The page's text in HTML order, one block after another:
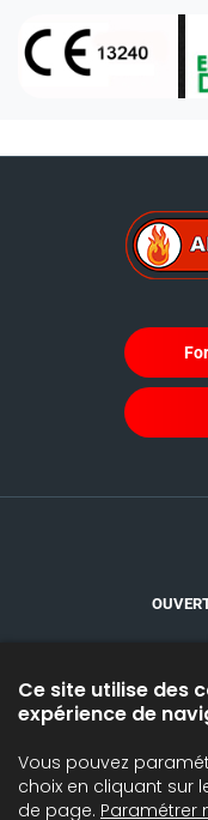
SILOS, TRANSPORT
DONNÉES
Ce site utilise des
expérience de
Vous pouvez
choix en cliquant sur
de page. Paramétrer